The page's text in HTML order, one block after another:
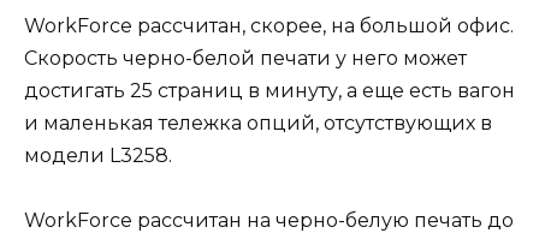
WorkForce рассчитан, скорее, на большой офис.
Скорость черно-белой печати у него может
достигать 25 страниц в минуту, а еще есть вагон
и маленькая тележка опций, отсутствующих в
модели L3258.
WorkForce рассчитан на черно-белую печать до